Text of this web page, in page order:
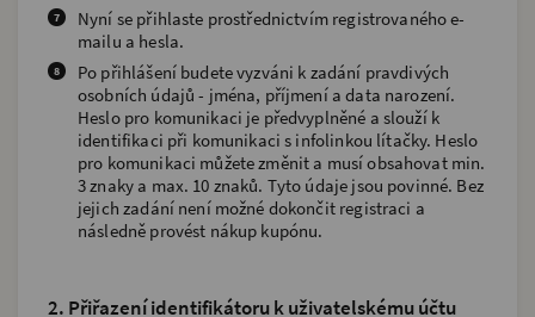
Nyní se přihlaste prostřednictvím registrovaného e-
mailu a hesla.
Po přihlášení budete vyzváni k zadání pravdivých
osobních údajů - jména, příjmení a data narození.
Heslo pro komunikaci je předvyplněné a slouží k
identifikaci při komunikaci s infolinkou lítačky. Heslo
pro komunikaci můžete změnit a musí obsahovat min.
3 znaky a max. 10 znaků. Tyto údaje jsou povinné. Bez
jejich zadání není možné dokončit registraci a
následně provést nákup kupónu.
2. Přiřazení identifikátoru k uživatelskému účtu